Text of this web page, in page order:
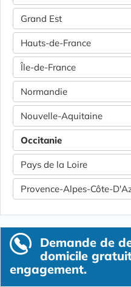
Grand Est
Hauts-de-France
Île-de-France
Normandie
Nouvelle-Aquitaine
Occitanie
Pays de la Loire
Provence-Alpes-Côte-
Demande de
domicile
engagement.